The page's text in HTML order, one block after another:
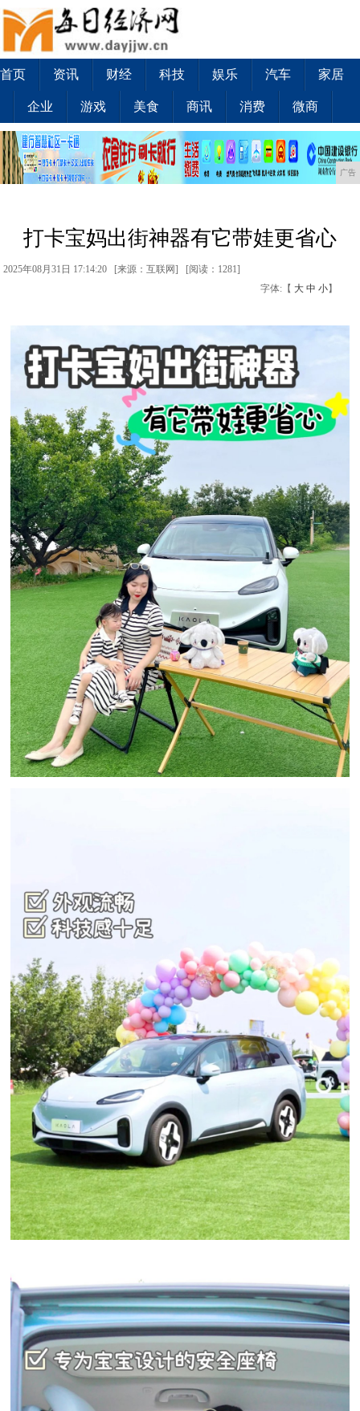
首页 资讯 财经 科技 娱乐 汽车 家居
企业 游戏 美食 商讯 消费 微商
广告
打卡宝妈出街神器有它带娃更省心
2025年08月31日 17:14:20 [来源：互联网] [阅读：1281]
字体:【 大 中 小】